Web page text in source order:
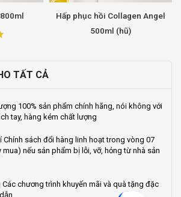
Hấp phục hồi Collagen Angel
500ml (hũ)
TẤT CẢ
100% sản phẩm chính hãng, nói không với
tay, hàng kém chất lượng
Chính sách đổi hàng linh hoạt trong vòng 07
nếu sản phẩm bị lỗi, vỡ, hỏng từ nhà sản
Các chương trình khuyến mãi và quà tặng đặc